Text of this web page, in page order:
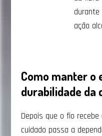
durante
ação
Como manter o
durabilidade da
Depois que o fio
cuidado passa a